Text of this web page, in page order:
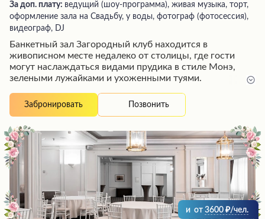
За доп. плату: ведущий (шоу-программа), живая музыка, торт,
оформление зала на Свадьбу, у воды, фотограф (фотосессия),
видеограф, DJ
Банкетный зал Загородный клуб находится в
живописном месте недалеко от столицы, где гости
могут наслаждаться видами прудика в стиле Монэ,
зелеными лужайками и ухоженными туями.
уютную атмосферу и может вместить до 75 гостей.
Предусмотрены все необходимые удобства, включая
разнообразное меню со свежими ингредиентами и
красивой подачей, а профессиональные сотрудники
обеспечат безупречное обслуживание, чтобы
торжество запомнилось надолго.
Забронировать Позвонить
и от 3600 /чел.